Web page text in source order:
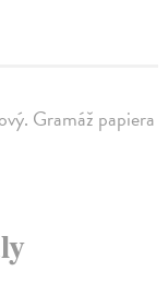
Gramáž papiera